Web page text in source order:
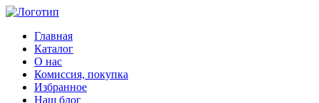
Главная
Каталог
О нас
Комиссия, покупка
Избранное
Наш блог